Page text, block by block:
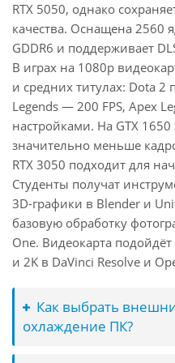
RTX 5050, однако
качества. Оснащена 2560
GDDR6 и поддерживает
В играх на 1080p
и средних титулах: Dota 2
Legends — 200 FPS, Apex
настройками. На GTX
значительно меньше
RTX 3050 подходит для
Студенты получат
3D-графики в Blender и
базовую обработку
One. Видеокарта
и 2K в DaVinci Resolve и
Как выбрать
охлаждение ПК?